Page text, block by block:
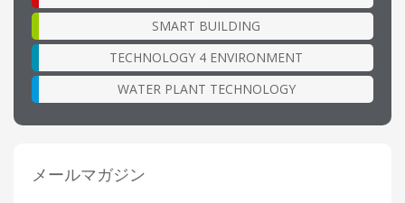
SMART BUILDING
TECHNOLOGY 4 ENVIRONMENT
WATER PLANT TECHNOLOGY
メールマガジン